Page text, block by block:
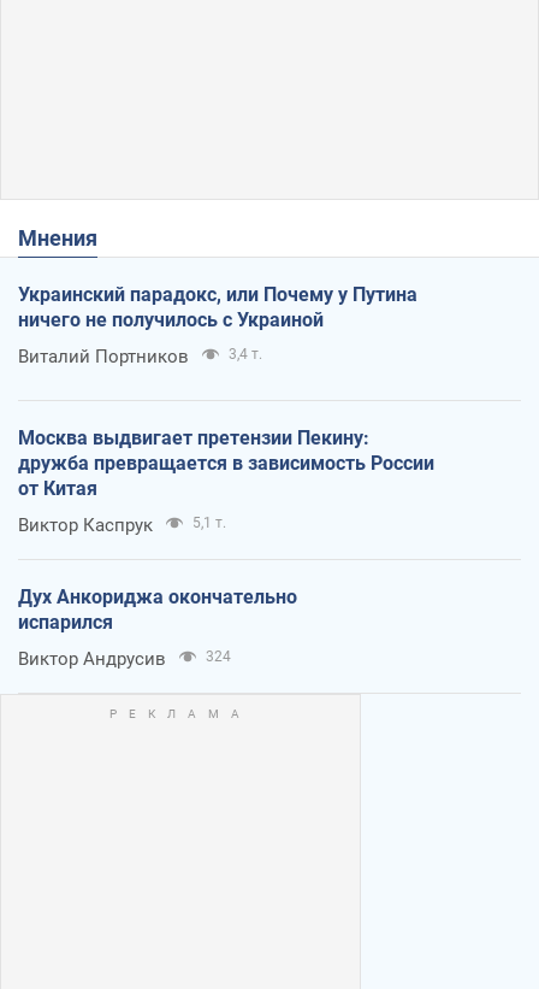
Мнения
Украинский парадокс, или Почему у Путина
ничего не получилось с Украиной
Виталий Портников 3,4 т.
Москва выдвигает претензии Пекину:
дружба превращается в зависимость России
от Китая
Виктор Каспрук 5,1 т.
Дух Анкориджа окончательно
испарился
Виктор Андрусив 324